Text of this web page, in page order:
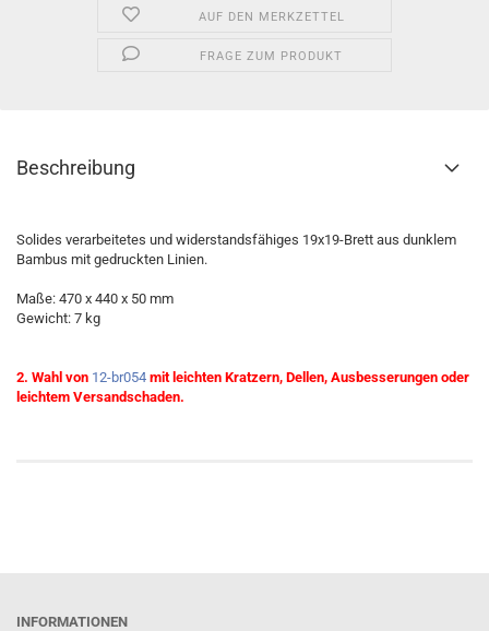
AUF DEN MERKZETTEL
FRAGE ZUM PRODUKT
Beschreibung
Solides verarbeitetes und widerstandsfähiges 19x19-Brett aus dunklem
Bambus mit gedruckten Linien.
Maße: 470 x 440 x 50 mm
Gewicht: 7 kg
2. Wahl von 12-br054 mit leichten Kratzern, Dellen, Ausbesserungen oder
leichtem Versandschaden.
INFORMATIONEN